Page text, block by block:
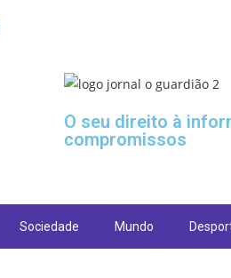
O seu direito à
compromissos
Sociedade Mundo